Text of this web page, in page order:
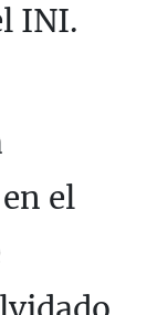
INI.
el